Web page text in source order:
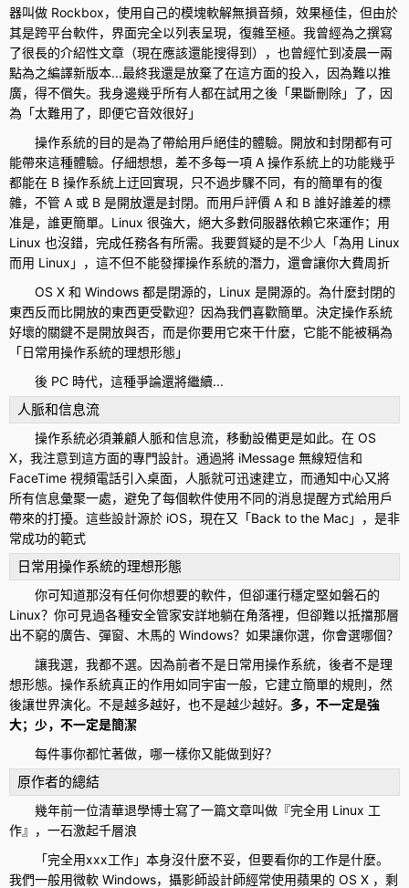
器叫做 Rockbox，使用自己的模塊軟解無損音頻，效果極佳，但由於
其是跨平台軟件，界面完全以列表呈現，復雜至極。我曾經為之撰寫
了很長的介紹性文章（現在應該還能搜得到），也曾經忙到凌晨一兩
點為之編譯新版本...最終我還是放棄了在這方面的投入，因為難以推
廣，得不償失。我身邊幾乎所有人都在試用之後「果斷刪除」了，因
為「太難用了，即便它音效很好」
操作系統的目的是為了帶給用戶絕佳的體驗。開放和封閉都有可
能帶來這種體驗。仔細想想，差不多每一項 A 操作系統上的功能幾乎
都能在 B 操作系統上迂回實現，只不過步驟不同，有的簡單有的復
雜，不管 A 或 B 是開放還是封閉。而用戶評價 A 和 B 誰好誰差的標
准是，誰更簡單。Linux 很強大，絕大多數伺服器依賴它來運作；用
Linux 也沒錯，完成任務各有所需。我要質疑的是不少人「為用 Linux
而用 Linux」，這不但不能發揮操作系統的潛力，還會讓你大費周折
OS X 和 Windows 都是閉源的，Linux 是開源的。為什麼封閉的
東西反而比開放的東西更受歡迎？因為我們喜歡簡單。決定操作系統
好壞的關鍵不是開放與否，而是你要用它來干什麼，它能不能被稱為
「日常用操作系統的理想形態」
後 PC 時代，這種爭論還將繼續...
人脈和信息流
操作系統必須兼顧人脈和信息流，移動設備更是如此。在 OS
X，我注意到這方面的專門設計。通過將 iMessage 無線短信和
FaceTime 視頻電話引入桌面，人脈就可迅速建立，而通知中心又將
所有信息彙聚一處，避免了每個軟件使用不同的消息提醒方式給用戶
帶來的打擾。這些設計源於 iOS，現在又「Back to the Mac」，是非
常成功的範式
日常用操作系統的理想形態
你可知道那沒有任何你想要的軟件，但卻運行穩定堅如磐石的
Linux？你可見過各種安全管家安詳地躺在角落裡，但卻難以抵擋那層
出不窮的廣告、彈窗、木馬的 Windows？如果讓你選，你會選哪個？
讓我選，我都不選。因為前者不是日常用操作系統，後者不是理
想形態。操作系統真正的作用如同宇宙一般，它建立簡單的規則，然
後讓世界演化。不是越多越好，也不是越少越好。 多，不一定是強
大；少，不一定是簡潔
每件事你都忙著做，哪一樣你又能做到好？
原作者的總結
幾年前一位清華退學博士寫了一篇文章叫做『完全用 Linux 工
作』，一石激起千層浪
「完全用xxx工作」本身沒什麼不妥，但要看你的工作是什麼。
我們一般用微軟 Windows，攝影師設計師經常使用蘋果的 OS X ，剩